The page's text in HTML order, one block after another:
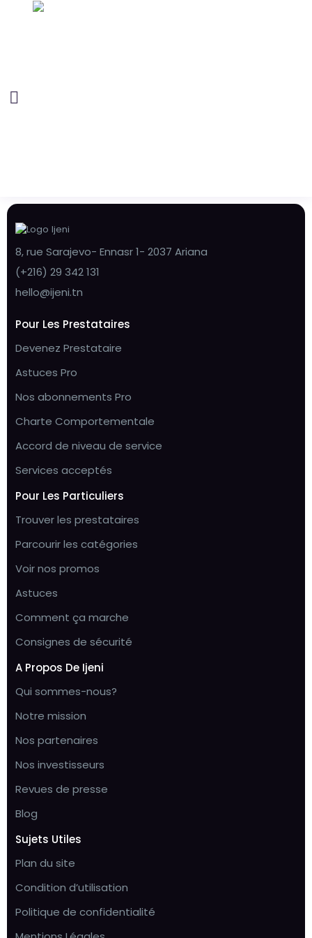
8, rue Sarajevo- Ennasr 1- 2037 Ariana
(+216) 29 342 131
hello@ijeni.tn
Pour Les Prestataires
Devenez Prestataire
Astuces Pro
Nos abonnements Pro
Charte Comportementale
Accord de niveau de service
Services acceptés
Pour Les Particuliers
Trouver les prestataires
Parcourir les catégories
Voir nos promos
Astuces
Comment ça marche
Consignes de sécurité
A Propos De Ijeni
Qui sommes-nous?
Notre mission
Nos partenaires
Nos investisseurs
Revues de presse
Blog
Sujets Utiles
Plan du site
Condition d’utilisation
Politique de confidentialité